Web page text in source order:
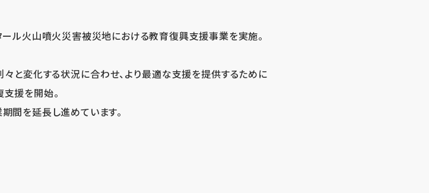
ール火山噴火災害被災地における教育復興支援事業を実施。
と変化する状況に合わせ、より最適な支援を提供するために
援を開始。
間を延長し進めています。